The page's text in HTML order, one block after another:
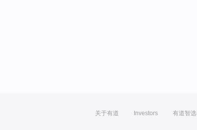
关于有道 Investors 有道智选